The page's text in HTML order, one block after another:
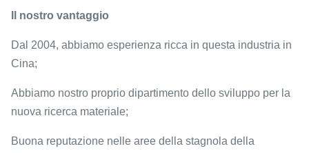
Il nostro vantaggio
Dal 2004, abbiamo esperienza ricca in questa industria in
Cina;
Abbiamo nostro proprio dipartimento dello sviluppo per la
nuova ricerca materiale;
Buona reputazione nelle aree della stagnola della